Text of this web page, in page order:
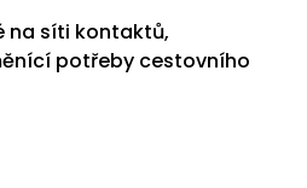
na síti kontaktů,
potřeby cestovního